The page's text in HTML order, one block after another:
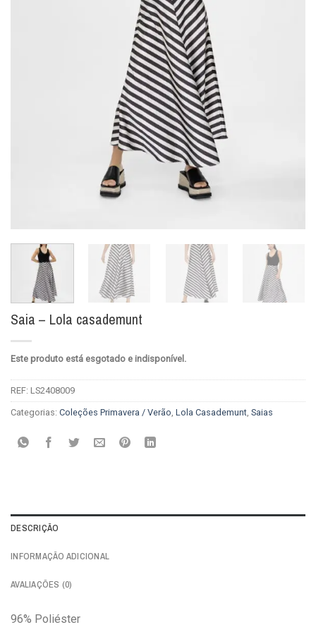
Saia – Lola casademunt
Este produto está esgotado e indisponível.
REF: LS2408009
Categorias: Coleções Primavera / Verão Lola Casademunt Saias
DESCRIÇÃO
INFORMAÇÃO ADICIONAL
AVALIAÇÕES (0)
96% Poliéster